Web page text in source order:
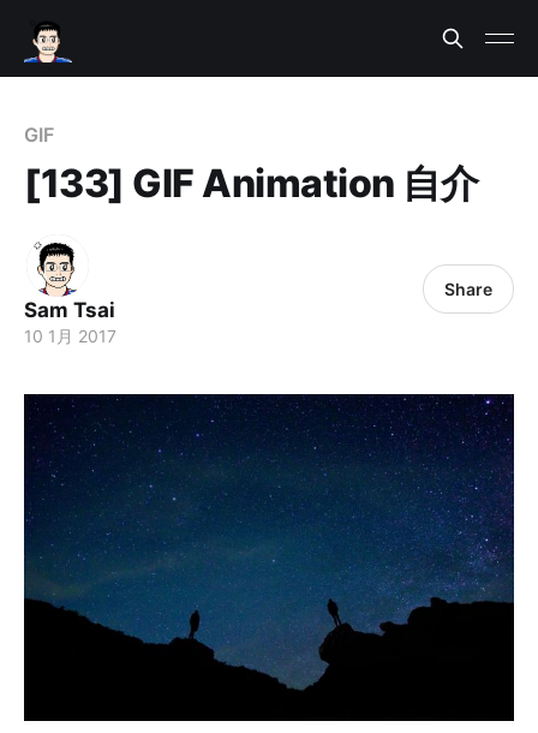
GIF
[133] GIF Animation 自介
Sam Tsai
10 1月 2017
Share